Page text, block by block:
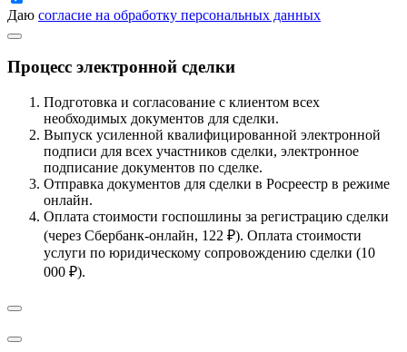
Даю согласие на обработку персональных данных
Процесс электронной сделки
Подготовка и согласование с клиентом всех
необходимых документов для сделки.
Выпуск усиленной квалифицированной электронной
подписи для всех участников сделки, электронное
подписание документов по сделке.
Отправка документов для сделки в Росреестр в режиме
онлайн.
Оплата стоимости госпошлины за регистрацию сделки
(через Сбербанк-онлайн, 122 ₽). Оплата стоимости
услуги по юридическому сопровождению сделки (10
000 ₽).